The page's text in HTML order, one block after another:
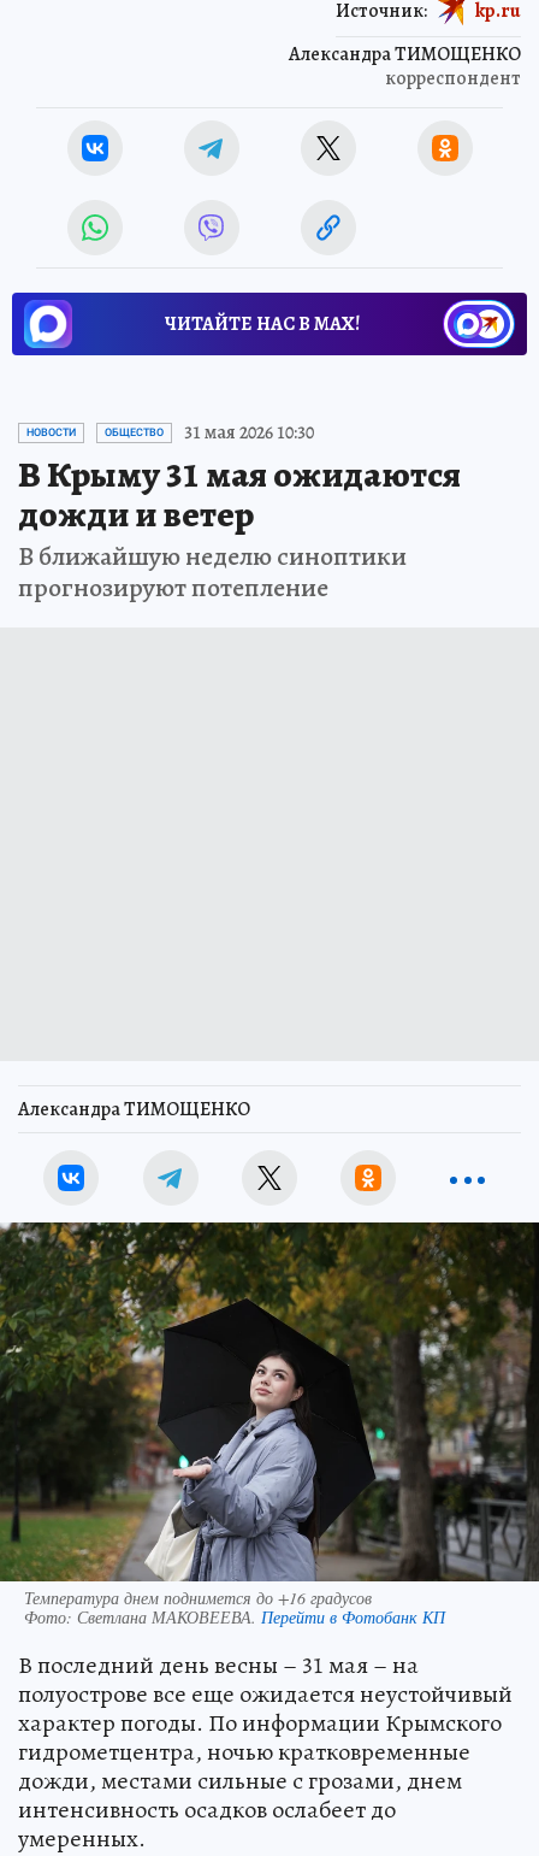
Александра ТИМОЩЕНКО
корреспондент
Источник: kp.ru
ЧИТАЙТЕ НАС В МАХ!
НОВОСТИ ОБЩЕСТВО 31 мая 2026 10:30
В Крыму 31 мая ожидаются
дожди и ветер
В ближайшую неделю синоптики
прогнозируют потепление
Александра ТИМОЩЕНКО
Температура днем поднимется до +16 градусов
Фото: Светлана МАКОВЕЕВА. Перейти в Фотобанк КП
В последний день весны – 31 мая – на
полуострове все еще ожидается неустойчивый
характер погоды. По информации Крымского
гидрометцентра, ночью кратковременные
дожди, местами сильные с грозами, днем
интенсивность осадков ослабеет до
умеренных.